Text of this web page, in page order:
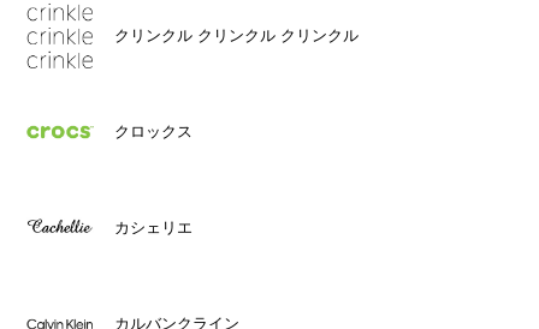
クリンクル クリンクル クリンクル
クロックス
カシェリエ
カルバンクライン